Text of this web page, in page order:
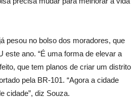
pesou no bolso dos moradores, que
este ano. “É uma forma de elevar a
que tem planos de criar um distrito
pela BR-101. “Agora a cidade
cidade”, diz Souza.